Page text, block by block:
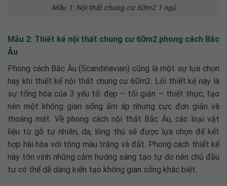
Mẫu 1: Nội thất chung cư 60m2 1 ngủ
Mẫu 2: Thiết kế nội thất chung cư 60m2 phong cách Bắc
Âu
Phong cách Bắc Âu (Scandinavian) cũng là một sự lựa chọn
hay khi thiết kế nội thất chung cư 60m2. Lối thiết kế này là
sự tổng hòa của 3 yếu tố: đẹp – tối giản – thiết thực, tạo
nên một không gian sống ấm áp nhưng cực đơn giản và
thoáng mát. Về phong cách nội thất Bắc Âu, các loại vật
liệu từ gỗ tự nhiên, da, lông thú sẽ được lựa chọn để kết
hợp hài hòa với tông màu trắng và đất. Phong cách thiết kế
này tôn vinh những cảm hướng sáng tạo tự do nên chủ đầu
tư có thể dễ dàng kiến tạo không gian sống khác biệt.